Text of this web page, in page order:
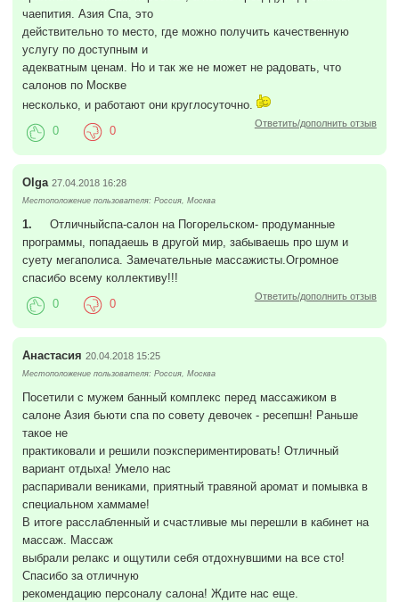
чаепития. Азия Спа, это
действительно то место, где можно получить качественную
услугу по доступным и
адекватным ценам. Но и так же не может не радовать, что
салонов по Москве
несколько, и работают они круглосуточно.
Ответить/дополнить отзыв
0 0
Olga 27.04.2018 16:28
Местоположение пользователя: Россия, Москва
1.Отличныйспа-салон на Погорельском- продуманные
программы, попадаешь в другой мир, забываешь про шум и
суету мегаполиса. Замечательные массажисты.Огромное
спасибо всему коллективу!!!
Ответить/дополнить отзыв
0 0
Анастасия 20.04.2018 15:25
Местоположение пользователя: Россия, Москва
Посетили с мужем банный комплекс перед массажиком в
салоне Азия бьюти спа по совету девочек - ресепшн! Раньше
такое не
практиковали и решили поэкспериментировать! Отличный
вариант отдыха! Умело нас
распаривали вениками, приятный травяной аромат и помывка в
специальном хаммаме!
В итоге расслабленный и счастливые мы перешли в кабинет на
массаж. Массаж
выбрали релакс и ощутили себя отдохнувшими на все сто!
Спасибо за отличную
рекомендацию персоналу салона! Ждите нас еще.